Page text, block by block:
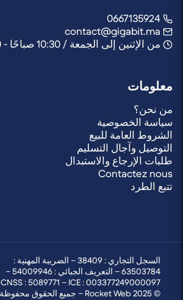
من الإثنين إلى الجمعة / 10:30 صباحًا - 21:30 مساءً
معلومات
من نحن؟
سياسة الخصوصية
الشروط العامة للبيع
التوصيل وآجال التسليم
طلبات الإرجاع والاستبدال
Contactez nous
تتبع الطرد
السجل التجاري : 38409 – الضريبة المهنية :
63503784 – التعريف الجبائي : 54009946 –
CNSS : 5089771 – ICE : 003377249000097
© 2025 Rocket Web – جميع الحقوق محفوظة